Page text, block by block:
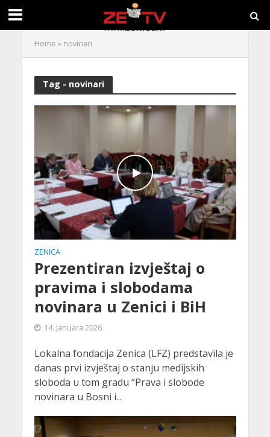
Home » novinari
Tag - novinari
ZENICA
Prezentiran izvještaj o
pravima i slobodama
novinara u Zenici i BiH
14. Januara 2026.
Lokalna fondacija Zenica (LFZ) predstavila je
danas prvi izvještaj o stanju medijskih
sloboda u tom gradu “Prava i slobode
novinara u Bosni i...